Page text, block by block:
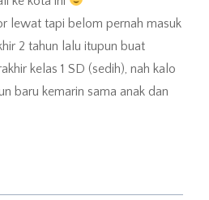
lewat tapi belom pernah masuk
2 tahun lalu itupun buat
kelas 1 SD (sedih), nah kalo
baru kemarin sama anak dan